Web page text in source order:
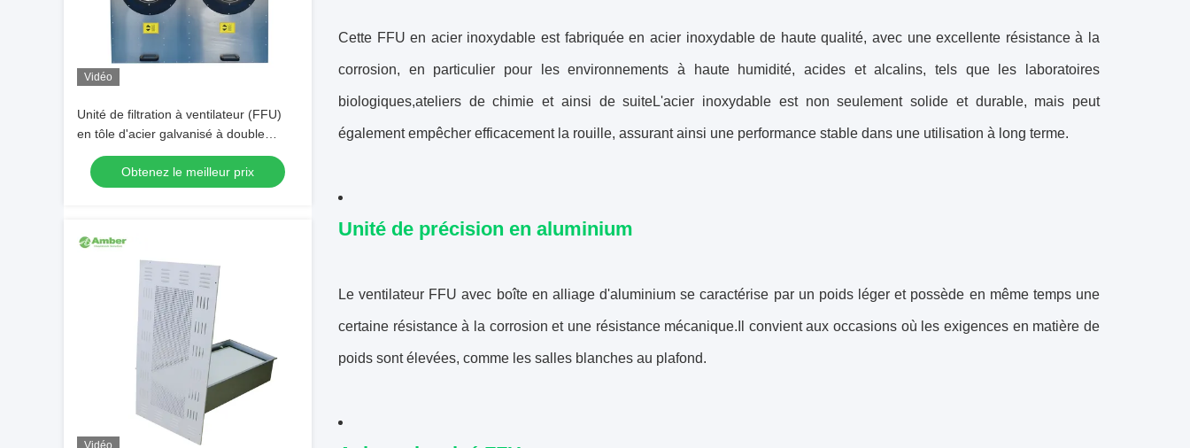
Vidéo
Unité de filtration à ventilateur (FFU)
en tôle d'acier galvanisé à double
ventilateur avec capteur de pression
différentielleObtenez le meilleur prix
Vidéo
Cette FFU en acier inoxydable est fabriquée en acier inoxydable de haute qualité, avec une excellente résistance à la
corrosion, en particulier pour les environnements à haute humidité, acides et alcalins, tels que les laboratoires
biologiques,ateliers de chimie et ainsi de suiteL'acier inoxydable est non seulement solide et durable, mais peut
également empêcher efficacement la rouille, assurant ainsi une performance stable dans une utilisation à long terme.
Unité de précision en aluminium
Le ventilateur FFU avec boîte en alliage d'aluminium se caractérise par un poids léger et possède en même temps une
certaine résistance à la corrosion et une résistance mécanique.Il convient aux occasions où les exigences en matière de
poids sont élevées, comme les salles blanches au plafond.